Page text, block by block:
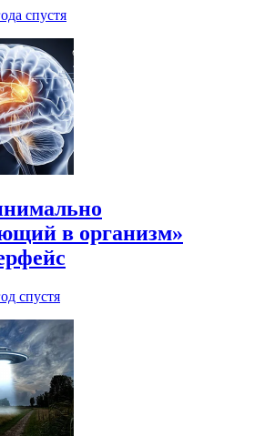
спустя
в организм»
спустя